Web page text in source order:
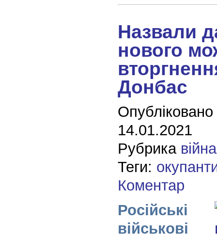
Назвали
нового
Донбас
14.01.2021
Рубрика війна
Теги:
Коментар
Російські
військові